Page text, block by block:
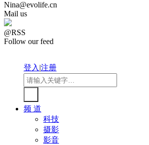
Nina@evolife.cn
Mail us
@RSS
Follow our feed
登入|注册
频 道
科技
摄影
影音